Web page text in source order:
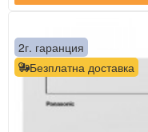
Безплатна доставка
2г. гаранция